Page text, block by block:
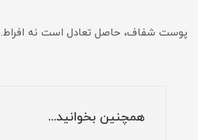
پوست شفاف، حاصل تعادل است نه افراط.
همچنین بخوانید...